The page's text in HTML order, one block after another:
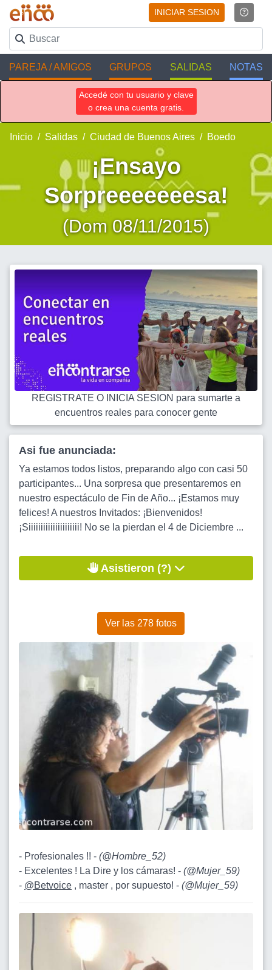
INICIAR SESION
PAREJA / AMIGOS GRUPOS SALIDAS NOTAS
Accedé con tu usuario y clave
o crea una cuenta gratis.
Inicio Salidas Ciudad de Buenos Aires Boedo
¡Ensayo
Sorpreeeeeeesa!
(Dom 08/11/2015)
REGISTRATE O INICIA SESION para sumarte a
encuentros reales para conocer gente
Asi fue anunciada:
Ya estamos todos listos, preparando algo con casi 50
participantes... Una sorpresa que presentaremos en
nuestro espectáculo de Fin de Año... ¡Estamos muy
felices! A nuestros Invitados: ¡Bienvenidos!
¡Siiiiiiiiiiiiiiiiiiiii! No se la pierdan el 4 de Diciembre ...
Asistieron (?)
Ver las 278 fotos
- Profesionales !! - (@Hombre_52)
- Excelentes ! La Dire y los cámaras! - (@Mujer_59)
- @Betvoice , master , por supuesto! - (@Mujer_59)